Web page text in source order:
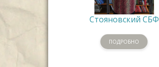
Стояновский СБФ
ПОДРОБНО